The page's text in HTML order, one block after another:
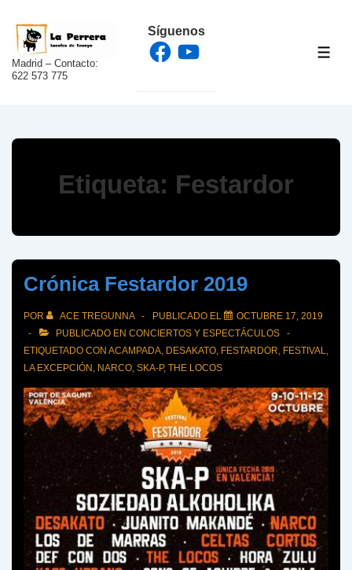
Saltar
contenido
Madrid – Contacto:
622 573 775
Síguenos
FacebookYouTube
Etiqueta: Festardor
Crónica Festardor 2019
POR ACE TREGUNNA PUBLICADO EL
OCTUBRE 17, 2019
PUBLICADO EN CONCIERTOS Y ESPECTÁCULOS
ETIQUETADO CON ACAMPADA DESAKATO FESTARDOR FESTIVAL
LA EXCEPCIÓN NARCO SKA-P, THE LOCOS